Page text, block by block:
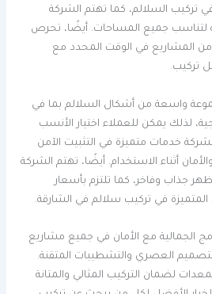
في تركيب السلالم، كما تهتم الشركة
لتناسب جميع المساحات. أيضًا، تحرص
من المشاريع في الوقت المحدد مع
تركيب.
واسعة من أشكال السلالم بما في
لذلك يمكن للعملاء اختيار الأنسب
خدمات متميزة في التثبيت الآمن
أثناء الاستخدام. أيضًا، تهتم الشركة
جذاب وفاخر، كما تلتزم بأسعار
في تركيب سلالم في الشارقة.
الجمالية مع الأمان في جميع مشاريع
العصري والتشطيبات المتقنة.
لضمان التركيب المثالي والمتانة